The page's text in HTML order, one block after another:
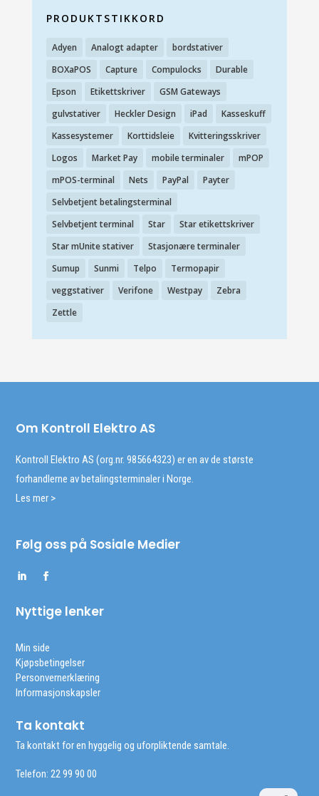
PRODUKTSTIKKORD
Adyen Analogt adapter
bordstativer
BOXaPOS
Capture Compulocks
Durable
Epson
Etikettskriver
GSM Gateways
gulvstativer
Heckler Design iPad
Kasseskuff
Kassesystemer
Korttidsleie
Kvitteringsskriver
Logos
Market Pay mobile terminaler
mPOP
mPOS-terminal
Nets PayPal
Payter
Selvbetjent betalingsterminal
Selvbetjent terminal
Star
Star etikettskriver
Star mUnite stativer
Stasjonære terminaler
Sumup
Sunmi Telpo
Termopapir
veggstativer
Verifone Westpay
Zebra
Zettle
Om Kontroll Elektro AS
Kontroll Elektro AS (org.nr. 985664323) er en av de største
forhandlerne av betalingsterminaler i Norge.
Les mer >
Følg oss på Sosiale Medier
Nyttige lenker
Min side
Kjøpsbetingelser
Personvernerklæring
Informasjonskapsler
Ta kontakt
Ta kontakt for en hyggelig og uforpliktende samtale.
Telefon: 22 99 90 00